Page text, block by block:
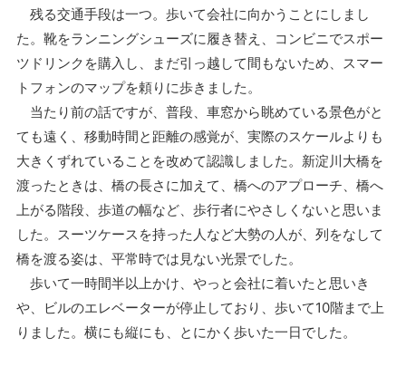
残る交通手段は一つ。歩いて会社に向かうことにしまし
た。靴をランニングシューズに履き替え、コンビニでスポー
ツドリンクを購入し、まだ引っ越して間もないため、スマー
トフォンのマップを頼りに歩きました。
当たり前の話ですが、普段、車窓から眺めている景色がと
ても遠く、移動時間と距離の感覚が、実際のスケールよりも
大きくずれていることを改めて認識しました。新淀川大橋を
渡ったときは、橋の長さに加えて、橋へのアプローチ、橋へ
上がる階段、歩道の幅など、歩行者にやさしくないと思いま
した。スーツケースを持った人など大勢の人が、列をなして
橋を渡る姿は、平常時では見ない光景でした。
歩いて一時間半以上かけ、やっと会社に着いたと思いき
や、ビルのエレベーターが停止しており、歩いて10階まで上
りました。横にも縦にも、とにかく歩いた一日でした。